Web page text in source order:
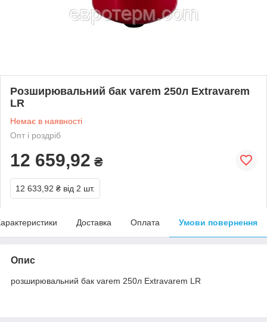
Розширювальний бак varem 250л Extravarem
LR
Немає в наявності
Опт і роздріб
12 659,92 ₴
12 633,92 ₴ від 2 шт.
Доставка Оплата Умови повернення
Опис
розширювальний бак varem 250л Extravarem LR